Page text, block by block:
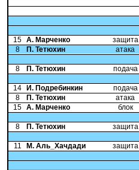
15 А. Марченко
защита
8
П. Тетюхин атака
8 П. Тетюхин подача
14 И. Подребинкин
подача
8
П. Тетюхин
атака
15 А. Марченко блок
8 П. Тетюхин защита
11 М. Аль_Хачдади защита